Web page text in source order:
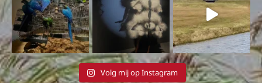
Volg mij op Instagram